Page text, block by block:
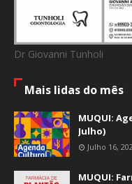
Dr Giovanni Tunholi
Mais lidas do mês
MUQUI:
Julho)
Julho 16,
MUQUI: